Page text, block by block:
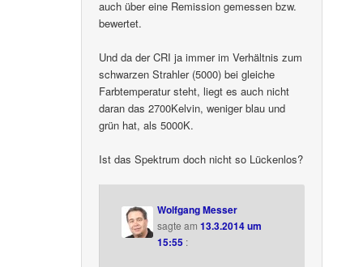
auch über eine Remission gemessen bzw.
bewertet.
Und da der CRI ja immer im Verhältnis zum
schwarzen Strahler (5000) bei gleiche
Farbtemperatur steht, liegt es auch nicht
daran das 2700Kelvin, weniger blau und
grün hat, als 5000K.
Ist das Spektrum doch nicht so Lückenlos?
Wolfgang Messer
sagte am13.3.2014 um
15:55 :